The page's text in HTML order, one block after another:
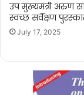
उप मुख्यमंत्री अरुण
स्वच्छ सर्वेक्षण
July 17, 2025